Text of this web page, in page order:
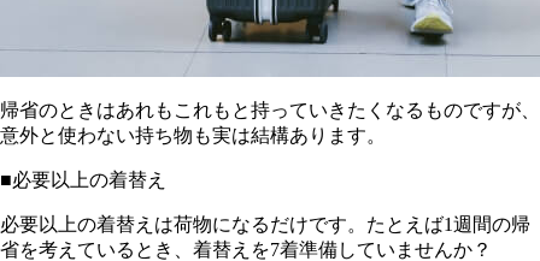
帰省のときはあれもこれもと持っていきたくなるものですが、
意外と使わない持ち物も実は結構あります。
■必要以上の着替え
必要以上の着替えは荷物になるだけです。たとえば1週間の帰
省を考えているとき、着替えを7着準備していませんか？